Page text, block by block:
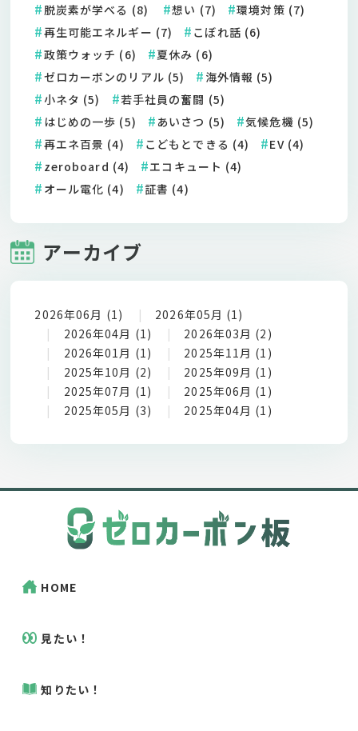
脱炭素が学べる (8)
想い (7)
環境対策 (7)
再生可能エネルギー (7)
こぼれ話 (6)
政策ウォッチ (6)
夏休み (6)
ゼロカーボンのリアル (5)
海外情報 (5)
小ネタ (5)
若手社員の奮闘 (5)
はじめの一歩 (5)
あいさつ (5)
気候危機 (5)
再エネ百景 (4)
こどもとできる (4)
EV (4)
zeroboard (4)
エコキュート (4)
オール電化 (4)
証書 (4)
アーカイブ
2026年06月 (1)
2026年05月 (1)
2026年04月 (1)
2026年03月 (2)
2026年01月 (1)
2025年11月 (1)
2025年10月 (2)
2025年09月 (1)
2025年07月 (1)
2025年06月 (1)
2025年05月 (3)
2025年04月 (1)
HOME
見たい！
知りたい！